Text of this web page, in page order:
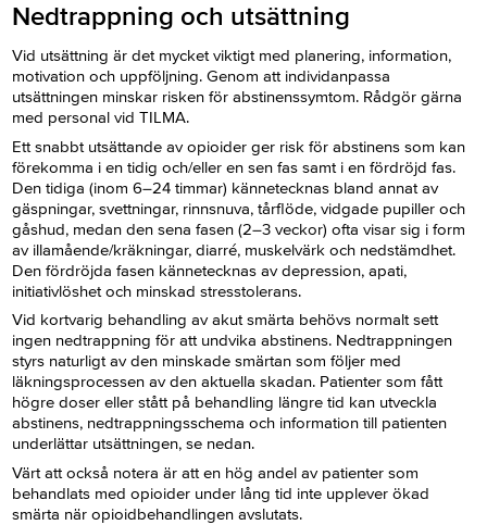
Nedtrappning och utsättning
Vid utsättning är det mycket viktigt med planering, information,
motivation och uppföljning. Genom att individanpassa
utsättningen minskar risken för abstinenssymtom. Rådgör gärna
med personal vid TILMA.
Ett snabbt utsättande av opioider ger risk för abstinens som kan
förekomma i en tidig och/eller en sen fas samt i en fördröjd fas.
Den tidiga (inom 6–24 timmar) kännetecknas bland annat av
gäspningar, svettningar, rinnsnuva, tårflöde, vidgade pupiller och
gåshud, medan den sena fasen (2–3 veckor) ofta visar sig i form
av illamående/kräkningar, diarré, muskelvärk och nedstämdhet.
Den fördröjda fasen kännetecknas av depression, apati,
initiativlöshet och minskad stresstolerans.
Vid kortvarig behandling av akut smärta behövs normalt sett
ingen nedtrappning för att undvika abstinens. Nedtrappningen
styrs naturligt av den minskade smärtan som följer med
läkningsprocessen av den aktuella skadan. Patienter som fått
högre doser eller stått på behandling längre tid kan utveckla
abstinens, nedtrappningsschema och information till patienten
underlättar utsättningen, se nedan.
Värt att också notera är att en hög andel av patienter som
behandlats med opioider under lång tid inte upplever ökad
smärta när opioidbehandlingen avslutats.